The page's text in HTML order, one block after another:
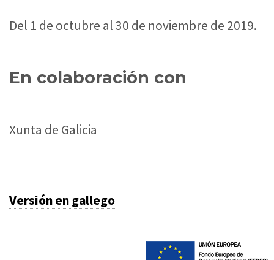
Del 1 de octubre al 30 de noviembre de 2019.
En colaboración con
Xunta de Galicia
Versión en gallego